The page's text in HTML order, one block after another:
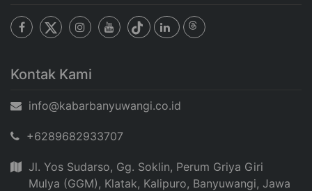
Kontak Kami
info@kabarbanyuwangi.co.id
+6289682933707
Jl. Yos Sudarso, Gg. Soklin, Perum Griya Giri
Mulya (GGM), Klatak, Kalipuro, Banyuwangi, Jawa